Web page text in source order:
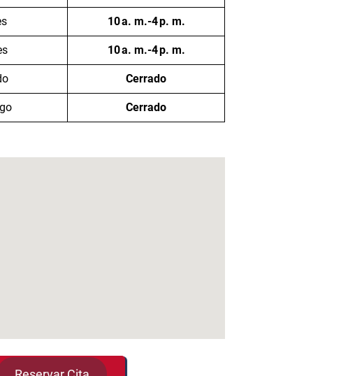
10 a. m.-4 p. m.
10 a. m.-4 p. m.
Cerrado
Cerrado